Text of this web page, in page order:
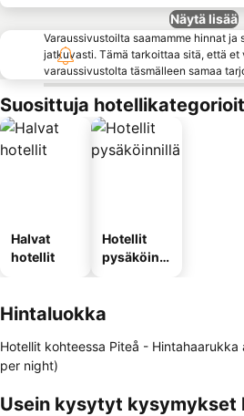
Näytä lisää
Varaussivustoilta saamamme hinnat ja
jatkuvasti. Tämä tarkoittaa sitä, että et
varaussivustolta täsmälleen samaa
Suosittuja
Halvat
hotellit
Hotellit
pysäköinni
Hintaluokka
Hotellit kohteessa Piteå - Hintahaarukka
per night)
Usein kysytyt kysymykset